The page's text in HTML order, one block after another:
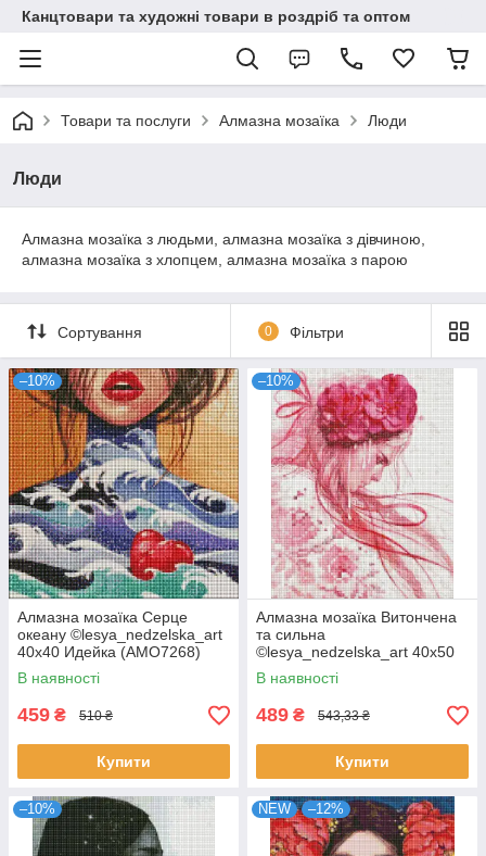
Канцтовари та художні товари в роздріб та оптом
Товари та послуги Алмазна мозаїка Люди
Люди
Алмазна мозаїка з людьми, алмазна мозаїка з дівчиною,
алмазна мозаїка з хлопцем, алмазна мозаїка з парою
Сортування 0 Фільтри
–10%
Алмазна мозаїка Серце
океану ©lesya_nedzelska_art
40х40 Идейка (AMO7268)
В наявності
459 ₴ 510 ₴
Купити
–10%
Алмазна мозаїка Витончена
та сильна
©lesya_nedzelska_art 40х50
Идейка (AMO7267)
В наявності
489 ₴ 543,33 ₴
Купити
–10% NEW –12%